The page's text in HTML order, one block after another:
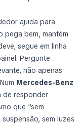
ajuda para
pega bem, mantém
segue em linha
Pergunte
não apenas
Mercedes-Benz
de responder
que “sem
sem luzes